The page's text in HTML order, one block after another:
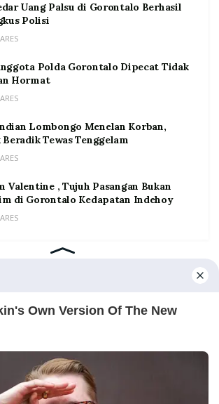
Uang Palsu di Gorontalo Berhasil
Polisi
Polda Gorontalo Dipecat Tidak
Hormat
Lombongo Menelan Korban,
Beradik Tewas Tenggelam
Valentine , Tujuh Pasangan Bukan
di Gorontalo Kedapatan Indehoy
Kontak Redaksi Pedoman Media Siber
Prosesnews.id. All Rights Reserved.